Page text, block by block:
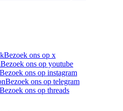
Bezoek ons op x
Bezoek ons op youtube
Bezoek ons op instagram
Bezoek ons op telegram
Bezoek ons op threads